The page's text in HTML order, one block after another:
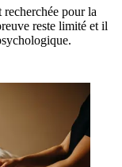
pour la
reste limité et il